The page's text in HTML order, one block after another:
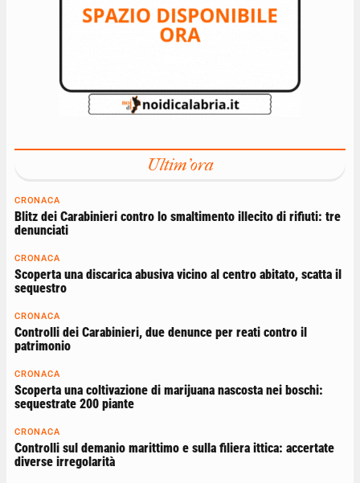
Ultim'ora
CRONACA
Blitz dei Carabinieri contro lo smaltimento illecito di rifiuti: tre
denunciati
CRONACA
Scoperta una discarica abusiva vicino al centro abitato, scatta il
sequestro
CRONACA
Controlli dei Carabinieri, due denunce per reati contro il
patrimonio
CRONACA
Scoperta una coltivazione di marijuana nascosta nei boschi:
sequestrate 200 piante
CRONACA
Controlli sul demanio marittimo e sulla filiera ittica: accertate
diverse irregolarità